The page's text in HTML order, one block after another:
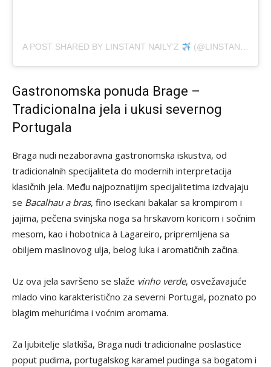
A POST SHARED BY LINSTANT NAILY’Z (@LINSTANT_NAILYZ)
Gastronomska ponuda Brage –
Tradicionalna jela i ukusi severnog
Portugala
Braga nudi nezaboravna gastronomska iskustva, od
tradicionalnih specijaliteta do modernih interpretacija
klasičnih jela. Među najpoznatijim specijalitetima izdvajaju
se Bacalhau a bras, fino iseckani bakalar sa krompirom i
jajima, pečena svinjska noga sa hrskavom koricom i sočnim
mesom, kao i hobotnica à Lagareiro, pripremljena sa
obiljem maslinovog ulja, belog luka i aromatičnih začina.
Uz ova jela savršeno se slaže vinho verde, osvežavajuće
mlado vino karakteristično za severni Portugal, poznato po
blagim mehurićima i voćnim aromama.
Za ljubitelje slatkiša, Braga nudi tradicionalne poslastice
poput pudima, portugalskog karamel pudinga sa bogatom i